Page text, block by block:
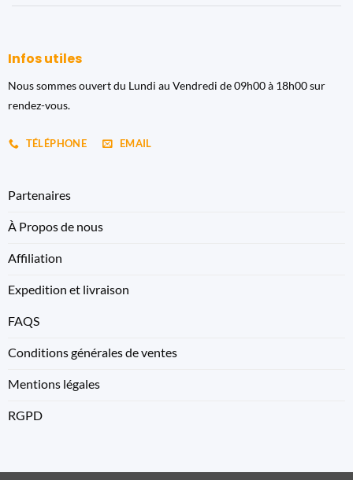
Infos utiles
Nous sommes ouvert du Lundi au Vendredi de 09h00 à 18h00 sur
rendez-vous.
TÉLÉPHONE EMAIL
Partenaires
À Propos de nous
Affiliation
Expedition et livraison
FAQS
Conditions générales de ventes
Mentions légales
RGPD